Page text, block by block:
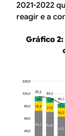
2021-2022
reagir e a
Gráfico